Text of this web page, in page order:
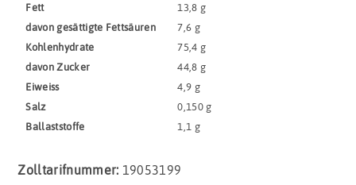
Fett
13,8 g
davon gesättigte Fettsäuren
7,6 g
Kohlenhydrate
75,4 g
davon Zucker
44,8 g
Eiweiss
4,9 g
Salz
0,150 g
Ballaststoffe
1,1 g
Zolltarifnummer: 19053199